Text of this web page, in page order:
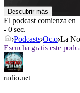
Descubrir más
El podcast comienza en
- 0 sec.
Podcasts Ocio La
Escucha gratis este
radio.net